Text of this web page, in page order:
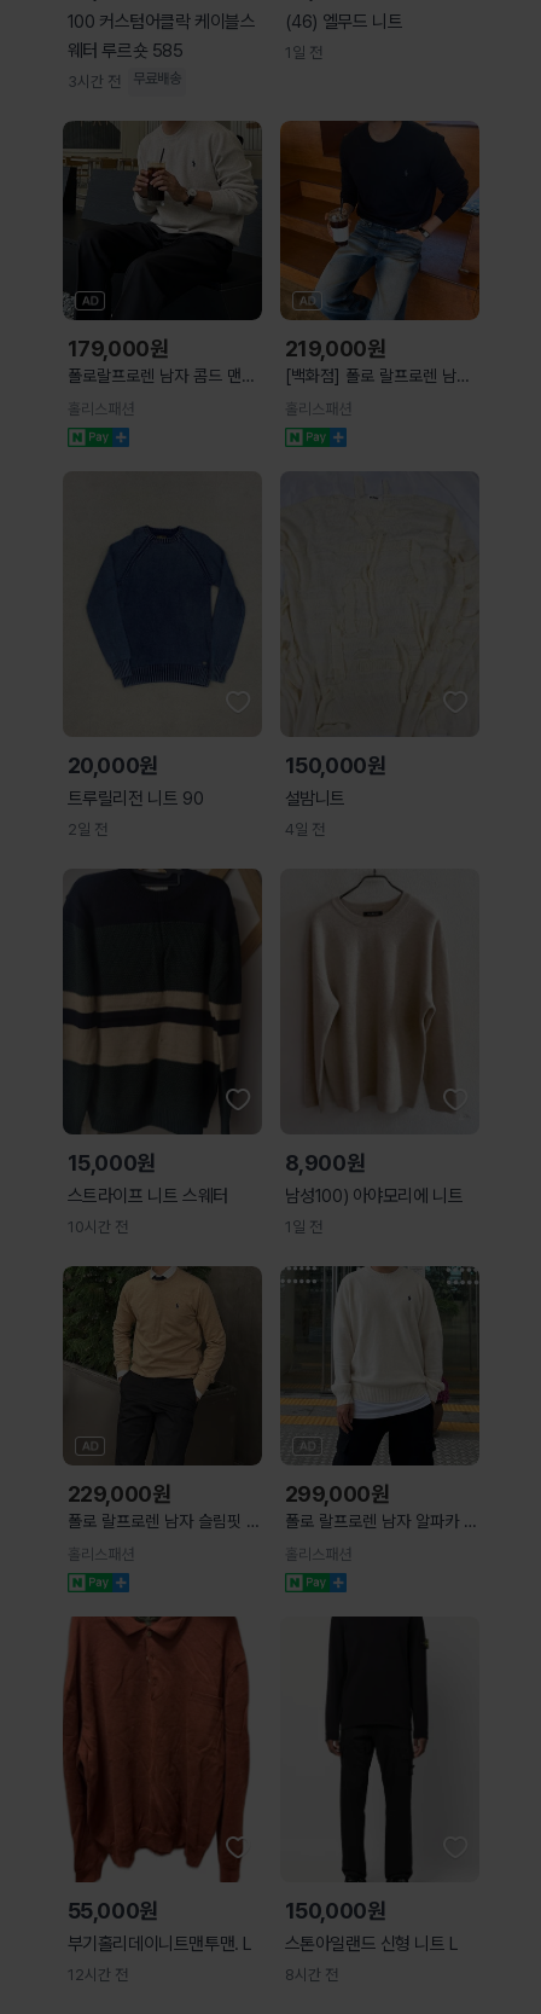
100 커스텀어클락 케이블스
웨터 루르숏 585
3시간 전 무료배송
(46) 엘무드 니트
1일 전
179,000원
폴로랄프로렌 남자 콤드 맨투
맨 니트 스웨터 ( 9color )
홀리스패션
219,000원
[백화점] 폴로 랄프로렌 남자
슬림핏 피마코튼 크루넥 니트
( 3 Color )
홀리스패션
20,000원
트루릴리전 니트 90
2일 전
150,000원
설밤니트
4일 전
15,000원
스트라이프 니트 스웨터
10시간 전
8,900원
남성100) 아야모리에 니트
1일 전
229,000원
폴로 랄프로렌 남자 슬림핏 코
튼 크루넥 니트 ( 4 COLOR )
홀리스패션
299,000원
폴로 랄프로렌 남자 알파카 울
라운드넥 니트 ( 3 color )
홀리스패션
55,000원
부기홀리데이니트맨투맨. L
12시간 전
150,000원
스톤아일랜드 신형 니트 L
8시간 전